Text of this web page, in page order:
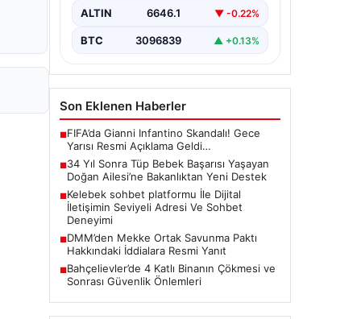
34. yılında tüp bebek yöntemiyle…
ALTIN 6646.1 ▼ -0.22%
BTC 3096839 ▲ +0.13%
Son Eklenen Haberler
■FIFA’da Gianni Infantino Skandalı! Gece
Yarısı Resmi Açıklama Geldi…
■34 Yıl Sonra Tüp Bebek Başarısı Yaşayan
Doğan Ailesi’ne Bakanlıktan Yeni Destek
■Kelebek sohbet platformu İle Dijital
İletişimin Seviyeli Adresi Ve Sohbet
Deneyimi
■DMM’den Mekke Ortak Savunma Paktı
Hakkındaki İddialara Resmi Yanıt
■Bahçelievler’de 4 Katlı Binanın Çökmesi ve
Sonrası Güvenlik Önlemleri